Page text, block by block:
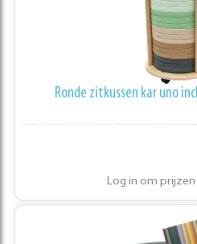
Ronde zitkussen kar uno
Log in om